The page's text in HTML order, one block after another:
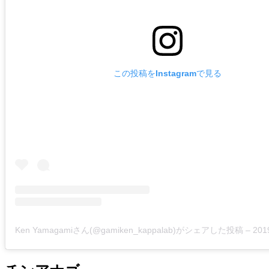
この投稿をInstagramで見る
Ken Yamagamiさん(@gamiken_kappalab)がシェアした投稿 – 2019年